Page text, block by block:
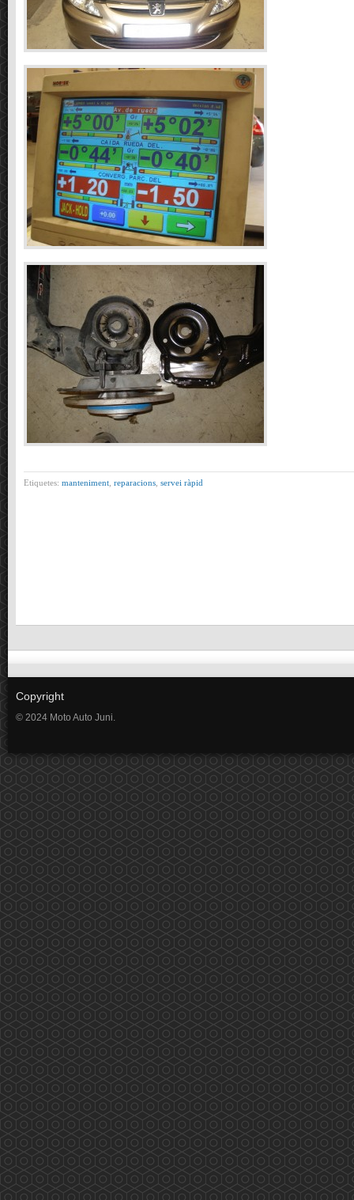
Etiquetes: manteniment reparacions servei ràpid
Copyright
© 2024 Moto Auto Juni.